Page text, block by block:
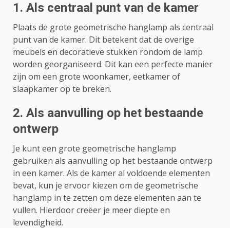
1. Als centraal punt van de kamer
Plaats de grote geometrische hanglamp als centraal
punt van de kamer. Dit betekent dat de overige
meubels en decoratieve stukken rondom de lamp
worden georganiseerd. Dit kan een perfecte manier
zijn om een ​​grote woonkamer, eetkamer of
slaapkamer op te breken.
2. Als aanvulling op het bestaande
ontwerp
Je kunt een grote geometrische hanglamp
gebruiken als aanvulling op het bestaande ontwerp
in een kamer. Als de kamer al voldoende elementen
bevat, kun je ervoor kiezen om de geometrische
hanglamp in te zetten om deze elementen aan te
vullen. Hierdoor creëer je meer diepte en
levendigheid.